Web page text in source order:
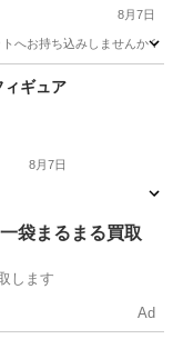
8月7日
持ち込みしませんか？
ギュア
8月7日
ヨンしんちゃん
袋まるまる買取
します
Ad